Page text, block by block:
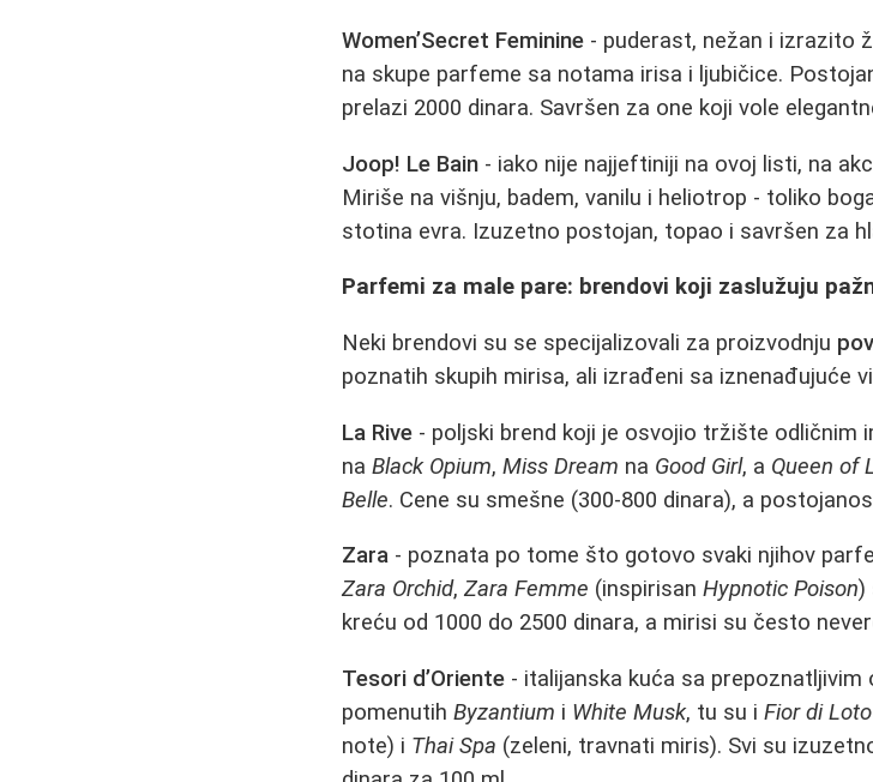
Women’Secret Feminine - puderast, nežan i izrazito
na skupe parfeme sa notama irisa i ljubičice.
prelazi 2000 dinara. Savršen za one koji vole
Joop! Le Bain - iako nije najjeftiniji na ovoj listi, na
Miriše na višnju, badem, vanilu i heliotrop - toliko
stotina evra. Izuzetno postojan, topao i savršen za
Parfemi za male pare: brendovi koji zaslužuju
Neki brendovi su se specijalizovali za proizvodnju
poznatih skupih mirisa, ali izrađeni sa iznenađujuće
La Rive - poljski brend koji je osvojio tržište odličnim
naBlack Opium,Miss Dream na Good Girl, a Queen of
Belle. Cene su smešne (300-800 dinara), a
Zara - poznata po tome što gotovo svaki njihov
Zara Orchid,Zara Femme (inspirisanHypnotic Poison)
kreću od 1000 do 2500 dinara, a mirisi su često
Tesori d’Oriente - italijanska kuća sa
pomenutihByzantium i White Musk, tu su iFior di Loto
note) i Thai Spa (zeleni, travnati miris). Svi su